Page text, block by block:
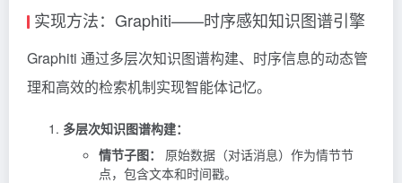
实现方法：Graphiti——时序感知知识图谱引擎
Graphiti 通过多层次知识图谱构建、时序信息的动态管
理和高效的检索机制实现智能体记忆。
多层次知识图谱构建：
情节子图：
原始数据（对话消息）作为情节节
点，包含文本和时间戳。